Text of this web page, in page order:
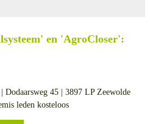
en 'AgroCloser':
45 | 3897 LP Zeewolde
leden kosteloos